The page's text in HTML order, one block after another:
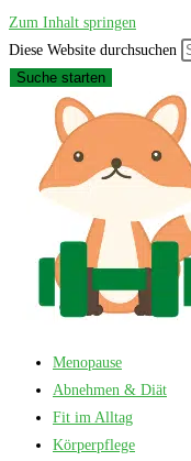
Zum Inhalt springen
Diese Website durchsuchen
Suche starten
Menopause
Abnehmen & Diät
Fit im Alltag
Körperpflege